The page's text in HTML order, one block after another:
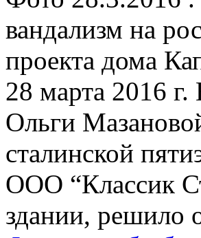
вандализм на
проекта дома
28 марта 2016
Ольги
сталинской
ООО “Классик
здании, решило